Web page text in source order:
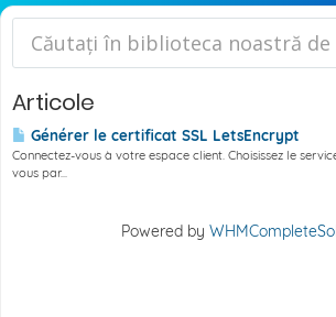
Articole
Générer le certificat SSL LetsEncrypt
Connectez-vous à votre espace client. Choisissez le
vous par...
Powered by